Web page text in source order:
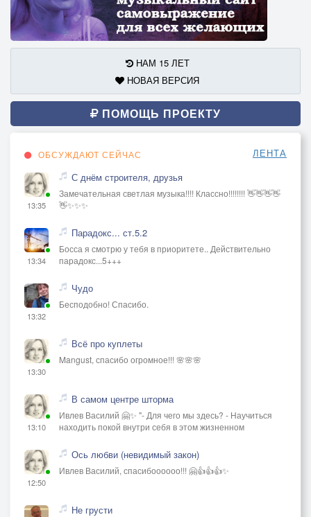
НАМ 15 ЛЕТ
НОВАЯ ВЕРСИЯ
ПОМОЩЬ ПРОЕКТУ
ОБСУЖДАЮТ СЕЙЧАС ЛЕНТА
13:35
С днём строителя, друзья
Замечательная светлая музыка!!!! Классно!!!!!!!! 👋👋👋👋
👋✨✨✨
13:34
Парадокс... ст.5.2
Босса я смотрю у тебя в приоритете.. Действительно
парадокс...5+++
13:32
Чудо
Бесподобно! Спасибо.
13:30
Всё про куплеты
Mangust, спасибо огромное!!! 🌸🌸🌸
13:10
В самом центре шторма
Ивлев Василий 🤗✨ "- Для чего мы здесь? - Научиться
находить покой внутри себя в этом жизненном
12:50
Ось любви (невидимый закон)
Ивлев Василий, спасибоооооо!!! 🤗👍👍👍✨
Не грусти